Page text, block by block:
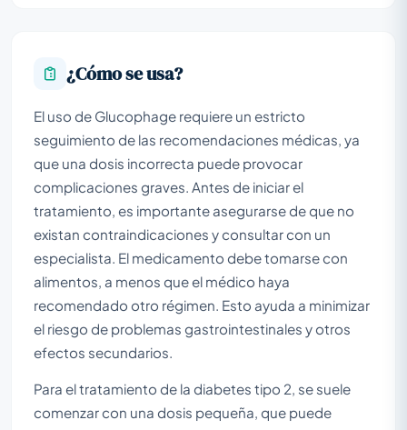
¿Cómo se usa?
El uso de Glucophage requiere un estricto
seguimiento de las recomendaciones médicas, ya
que una dosis incorrecta puede provocar
complicaciones graves. Antes de iniciar el
tratamiento, es importante asegurarse de que no
existan contraindicaciones y consultar con un
especialista. El medicamento debe tomarse con
alimentos, a menos que el médico haya
recomendado otro régimen. Esto ayuda a minimizar
el riesgo de problemas gastrointestinales y otros
efectos secundarios.
Para el tratamiento de la diabetes tipo 2, se suele
comenzar con una dosis pequeña, que puede